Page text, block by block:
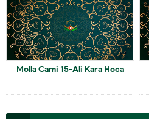
Molla Cami 15-Ali Kara Hoca